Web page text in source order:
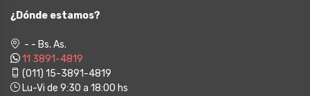
¿Dónde estamos?
- - Bs. As.
11 3891-4819
(011) 15-3891-4819
Lu-Vi de 9:30 a 18:00 hs